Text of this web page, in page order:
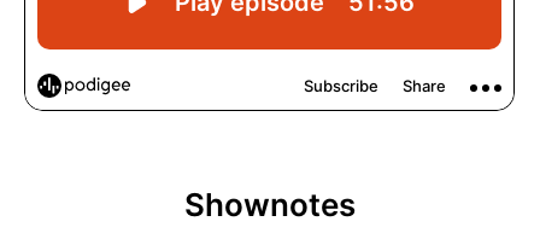
Shownotes